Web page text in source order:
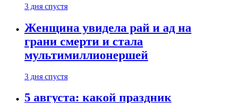
3 дня спустя
Женщина увидела рай и ад на
грани смерти и стала
мультимиллионершей
3 дня спустя
5 августа: какой праздник